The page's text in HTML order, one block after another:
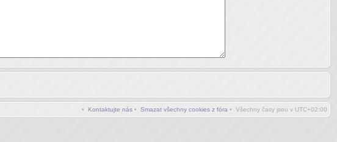
• Všechny časy jsou v UTC+02:00
• Smazat všechny cookies z fóra
• Kontaktujte nás